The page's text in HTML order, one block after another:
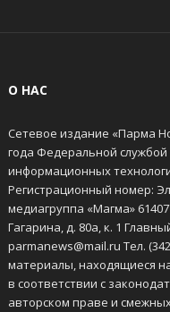
О НАС
Сетевое издание «Парма
года Федеральной
информационных
Регистрационный номер:
медиагруппа «Магма»
Гагарина, д. 80а, к. 1
parmanews@mail.ru Тел.
материалы, находящиеся на
в соответствии с
авторском праве и